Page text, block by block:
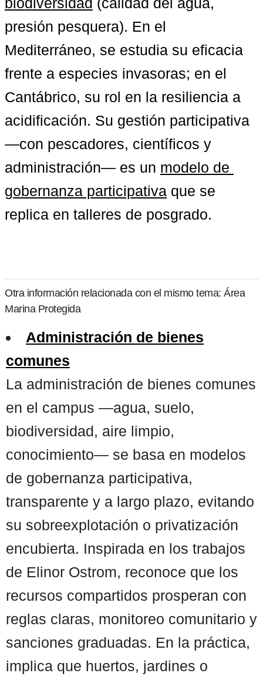
presión pesquera). En el
Mediterráneo, se estudia su eficacia
frente a especies invasoras; en el
Cantábrico, su rol en la resiliencia a
acidificación. Su gestión participativa
—con pescadores, científicos y
administración— es un modelo de
gobernanza participativa que se
replica en talleres de posgrado.
Otra información relacionada con el mismo tema: Área
Marina Protegida
Administración de bienes
comunes
La administración de bienes comunes
en el campus —agua, suelo,
biodiversidad, aire limpio,
conocimiento— se basa en modelos
de gobernanza participativa,
transparente y a largo plazo, evitando
su sobreexplotación o privatización
encubierta. Inspirada en los trabajos
de Elinor Ostrom, reconoce que los
recursos compartidos prosperan con
reglas claras, monitoreo comunitario y
sanciones graduadas. En la práctica,
implica que huertos, jardines o